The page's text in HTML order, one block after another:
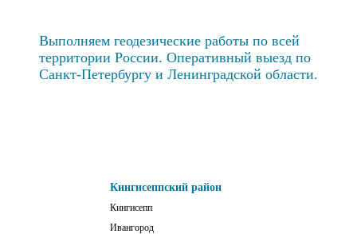
Выполняем геодезические работы по всей
территории России. Оперативный выезд по
Санкт-Петербургу и Ленинградской области.
Кингисеппский район
Кингисепп
Ивангород